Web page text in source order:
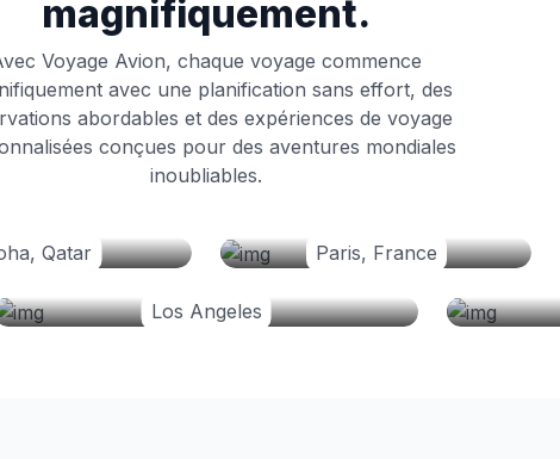
magnifiquement.
Voyage Avion, chaque voyage commence
avec une planification sans effort, des
abordables et des expériences de voyage
conçues pour des aventures mondiales
inoubliables.
Qatar Paris, France
Los Angeles